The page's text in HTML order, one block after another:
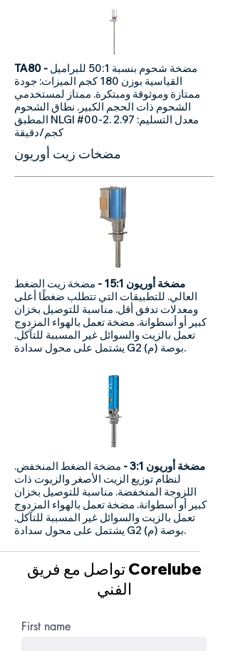
​​TA80 ​-
القياسية بوزن 180 كجم الميزات: جودة
ممتازة وموثوقة ومبتكرة. ممتاز لمستخدمي
الشحوم ذات الحجم الكبير. نطاق الشحوم
المطبق NLGI #00-2. معدل التسليم: 2.97
كجم/دقيقة
مضخات زيت أوريون
مضخة أوريون 15:1 -
مضخة زيت الضغط
العالي. للتطبيقات التي تتطلب ضغطًا أعلى
ومعدلات تدفق أقل. مناسبة للتوصيل بخزان
كبير أو أسطوانة. مضخة تعمل بالهواء المزدوج
تعمل بالزيت والسوائل غير المسببة للتآكل.
يشتمل على محول سدادة G2 بوصة (م).
مضخة أوريون 3:1 -
مضخة الضغط المنخفض.
لنظام توزيع الزيت الأصغر والزيوت ذات
اللزوجة المنخفضة. مناسبة للتوصيل بخزان
كبير أو أسطوانة. مضخة تعمل بالهواء المزدوج
تعمل بالزيت والسوائل غير المسببة للتآكل.
يشتمل على محول سدادة G2 بوصة (م).
تواصل مع فريق Corelube
الفني
First name